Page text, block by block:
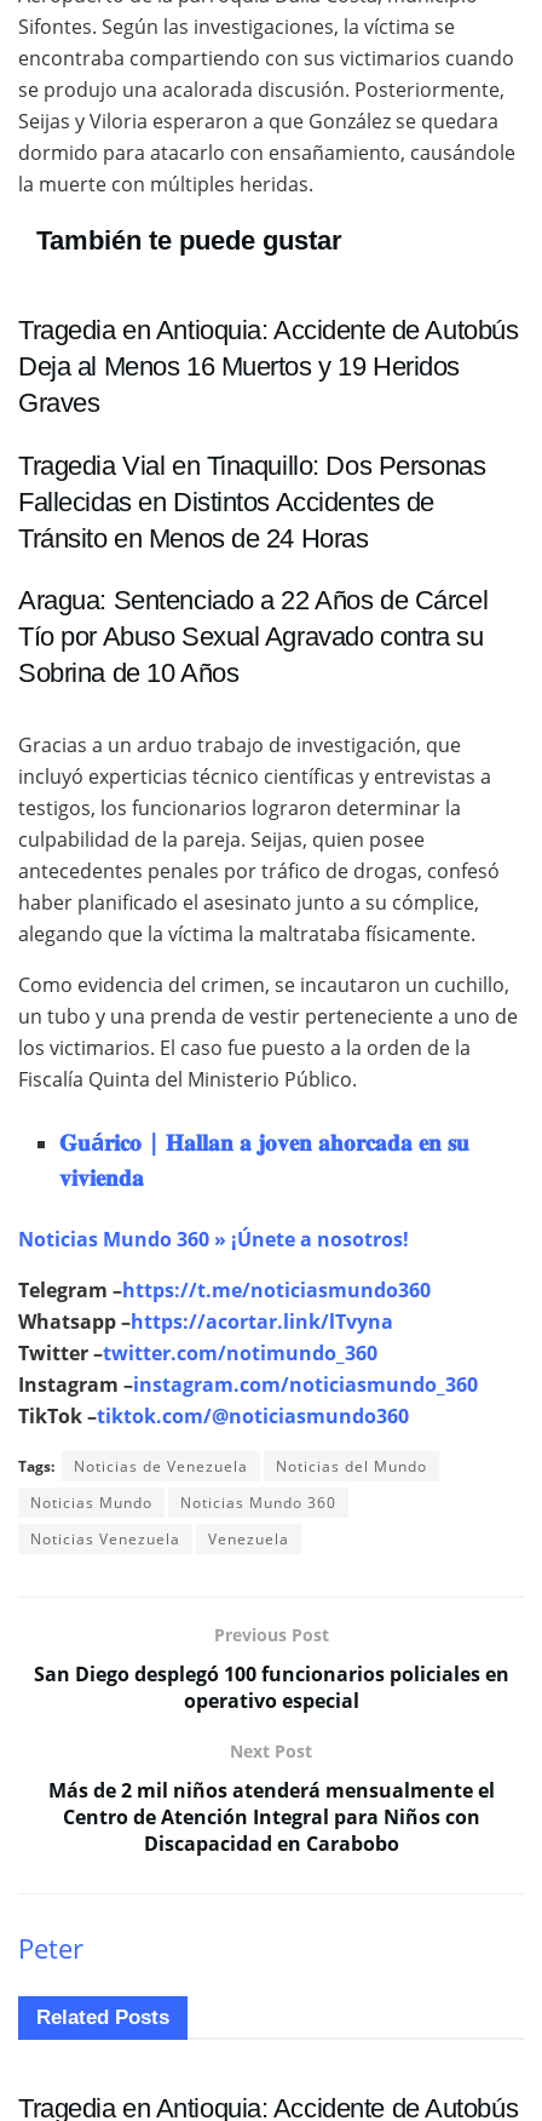
Sifontes. Según las investigaciones, la víctima se
encontraba compartiendo con sus victimarios cuando
se produjo una acalorada discusión. Posteriormente,
Seijas y Viloria esperaron a que González se quedara
dormido para atacarlo con ensañamiento, causándole
la muerte con múltiples heridas.
También te puede gustar
Tragedia en Antioquia: Accidente de Autobús
Deja al Menos 16 Muertos y 19 Heridos
Graves
Tragedia Vial en Tinaquillo: Dos Personas
Fallecidas en Distintos Accidentes de
Tránsito en Menos de 24 Horas
Aragua: Sentenciado a 22 Años de Cárcel
Tío por Abuso Sexual Agravado contra su
Sobrina de 10 Años
Gracias a un arduo trabajo de investigación, que
incluyó experticias técnico científicas y entrevistas a
testigos, los funcionarios lograron determinar la
culpabilidad de la pareja. Seijas, quien posee
antecedentes penales por tráfico de drogas, confesó
haber planificado el asesinato junto a su cómplice,
alegando que la víctima la maltrataba físicamente.
Como evidencia del crimen, se incautaron un cuchillo,
un tubo y una prenda de vestir perteneciente a uno de
los victimarios. El caso fue puesto a la orden de la
Fiscalía Quinta del Ministerio Público.
𝐆𝐮á𝐫𝐢𝐜𝐨 | 𝐇𝐚𝐥𝐥𝐚𝐧 𝐚 𝐣𝐨𝐯𝐞𝐧 𝐚𝐡𝐨𝐫𝐜𝐚𝐝𝐚 𝐞𝐧 𝐬𝐮
𝐯𝐢𝐯𝐢𝐞𝐧𝐝𝐚
Noticias Mundo 360 » ¡Únete a nosotros!
Telegram –https://t.me/noticiasmundo360
Whatsapp –https://acortar.link/lTvyna
Twitter –twitter.com/notimundo_360
Instagram –instagram.com/noticiasmundo_360
TikTok –tiktok.com/@noticiasmundo360
Tags: Noticias de Venezuela
Noticias del Mundo
Noticias Mundo
Noticias Mundo 360
Noticias Venezuela
Venezuela
Previous Post
San Diego desplegó 100 funcionarios policiales en
operativo especial
Next Post
Más de 2 mil niños atenderá mensualmente el
Centro de Atención Integral para Niños con
Discapacidad en Carabobo
Peter
Related Posts
SUCESOS
Tragedia en Antioquia: Accidente de Autobús